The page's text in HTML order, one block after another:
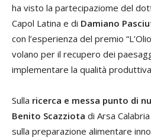
ha visto la partecipaziome del
Capol Latina e di Damiano
con l’esperienza del premio
volano per il recupero dei
implementare la qualità
Sulla ricerca e messa punto di
Benito Scazziota di Arsa
sulla preparazione alimentare